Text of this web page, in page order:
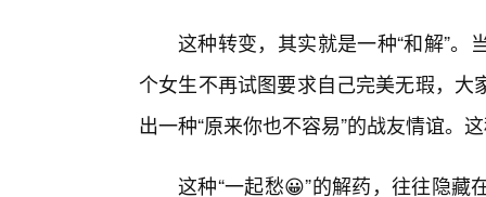
这种转变，其实就是一种“和解”
个女生不再试图要求自己完美无瑕，
出一种“原来你也不容易”的战友情谊。
这种“一起愁😀”的解药，往往隐